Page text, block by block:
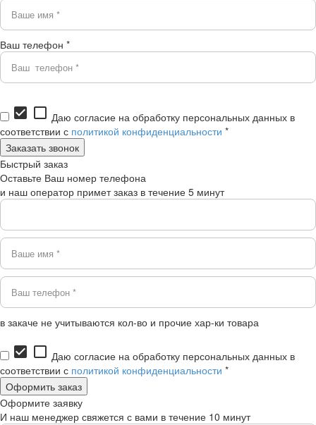
Ваш телефон *
check_box check_box_outline_blank Даю согласие на обработку персональных данных в
соответствии с политикой конфиденциальности *
Быстрый заказ
Оставьте Ваш номер телефона
и наш оператор примет заказ в течение 5 минут
в закаче не учитываются кол-во и прочие хар-ки товара
check_box check_box_outline_blank Даю согласие на обработку персональных данных в
соответствии с политикой конфиденциальности *
Оформите заявку
И наш менеджер свяжется с вами в течение 10 минут